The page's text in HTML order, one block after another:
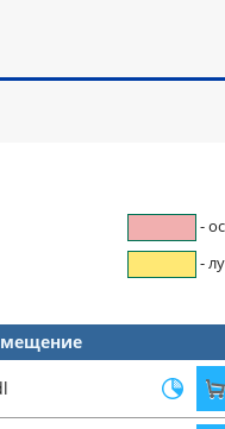
-
-